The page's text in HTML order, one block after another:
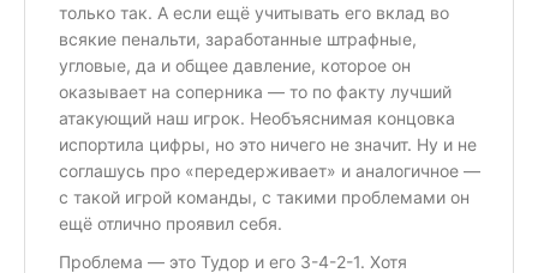
только так. А если ещё учитывать его вклад во
всякие пенальти, заработанные штрафные,
угловые, да и общее давление, которое он
оказывает на соперника — то по факту лучший
атакующий наш игрок. Необъяснимая концовка
испортила цифры, но это ничего не значит. Ну и не
соглашусь про «передерживает» и аналогичное —
с такой игрой команды, с такими проблемами он
ещё отлично проявил себя.
Проблема — это Тудор и его 3-4-2-1. Хотя